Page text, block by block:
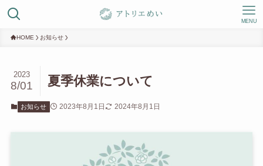
MENU
HOME お知らせ
夏季休業について
2023
8/01
お知らせ 2023年8月1日 2024年8月1日